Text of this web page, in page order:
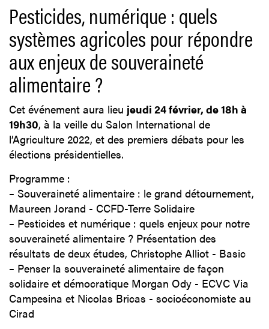
Pesticides, numérique : quels
systèmes agricoles pour répondre
aux enjeux de souveraineté
alimentaire ?
Cet événement aura lieu jeudi 24 février, de 18h à
19h30, à la veille du Salon International de
l’Agriculture 2022, et des premiers débats pour les
élections présidentielles.
Programme :
– Souveraineté alimentaire : le grand détournement,
Maureen Jorand - CCFD-Terre Solidaire
– Pesticides et numérique : quels enjeux pour notre
souveraineté alimentaire ? Présentation des
résultats de deux études, Christophe Alliot - Basic
– Penser la souveraineté alimentaire de façon
solidaire et démocratique Morgan Ody - ECVC Via
Campesina et Nicolas Bricas - socioéconomiste au
Cirad